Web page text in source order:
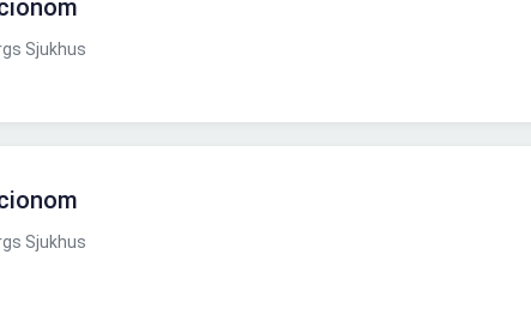
Sjukhus
Sjukhus